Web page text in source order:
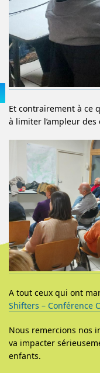
Et contrairement à ce
à limiter l’ampleur
A tout ceux qui ont
Shifters – Conférence
Nous remercions nos
va impacter
enfants.